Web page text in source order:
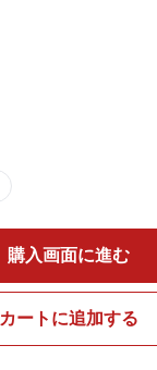
購入画面に進む
カートに追加する